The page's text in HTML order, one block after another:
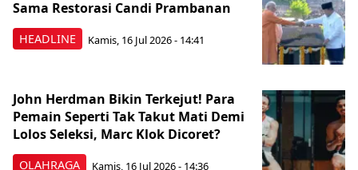
HEADLINE
Sama Restorasi Candi Prambanan
Kamis, 16 Jul 2026 - 14:41
OLAHRAGA
John Herdman Bikin Terkejut! Para
Pemain Seperti Tak Takut Mati Demi
Lolos Seleksi, Marc Klok Dicoret?
Kamis, 16 Jul 2026 - 14:36